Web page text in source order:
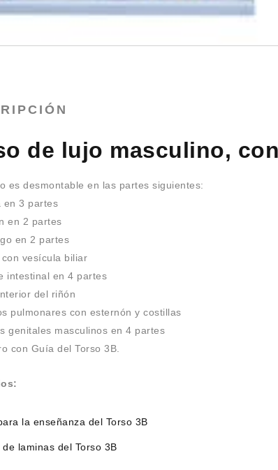
de lujo masculino,
es desmontable en las partes siguientes:
en 3 partes
en 2 partes
en 2 partes
con vesícula biliar
intestinal en 4 partes
del riñón
pulmonares con esternón y costillas
genitales masculinos en 4 partes
con Guía del Torso 3B.
la enseñanza del Torso 3B
de laminas del Torso 3B